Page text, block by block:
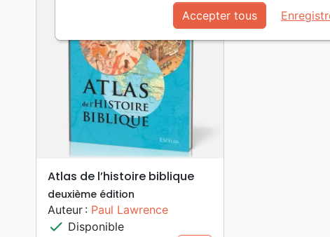
search APERÇU RAPIDE
Atlas de l’histoire biblique
deuxième édition
Auteur : Paul Lawrence
check Disponible
Accepter tous